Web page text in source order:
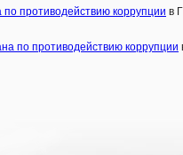
по противодействию коррупции в
по противодействию коррупции